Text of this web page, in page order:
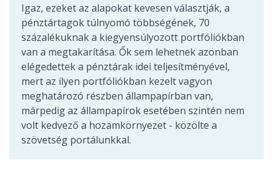
Igaz, ezeket az alapokat kevesen választják, a
pénztártagok túlnyomó többségének, 70
százalékuknak a kiegyensúlyozott portfóliókban
van a megtakarítása. Ők sem lehetnek azonban
elégedettek a pénztárak idei teljesítményével,
mert az ilyen portfóliókban kezelt vagyon
meghatározó részben állampapírban van,
márpedig az állampapírok esetében szintén nem
volt kedvező a hozamkörnyezet - közölte a
szövetség portálunkkal.